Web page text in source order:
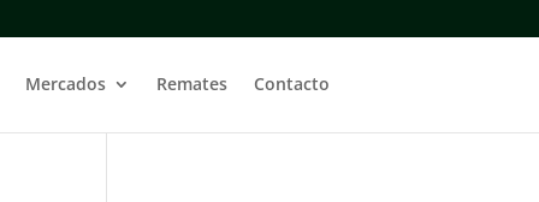
Mercados Remates Contacto